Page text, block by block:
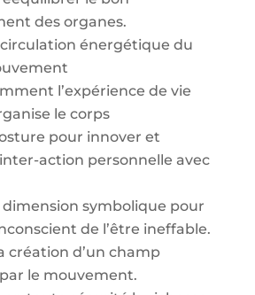
des organes.
énergétique du
l’expérience de vie
le corps
pour innover et
action personnelle avec
symbolique pour
de l’être ineffable.
création d’un champ
le mouvement.